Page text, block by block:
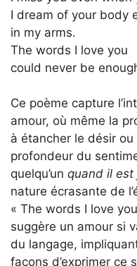
I dream of your body
in my arms.
The words I love you
could never be
Ce poème capture
amour, où même la
à étancher le désir
profondeur du
quelqu’un quand il est
nature écrasante de
« The words I love
suggère un amour si
du langage,
façons d’exprimer ce